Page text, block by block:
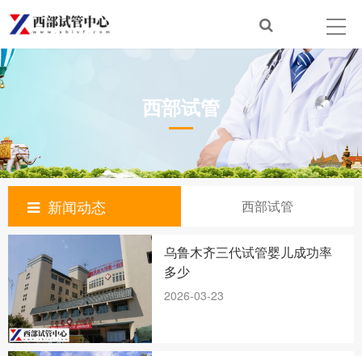
西部试管
新闻动态 西部试管
乌鲁木齐三代试管婴儿成功率
多少
2026-03-23